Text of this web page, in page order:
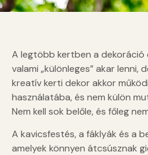
A legtöbb kertben a dekoráció
valami „különleges” akar lenni,
kreatív kerti dekor akkor
használatába, és nem külön
Nem kell sok belőle, és főleg
A kavicsfestés, a fáklyák és a
amelyek könnyen átcsúsznak